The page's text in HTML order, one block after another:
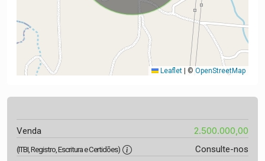
Leaflet © OpenStreetMap
Venda 2.500.000,00
(ITBI, Registro, Escritura e Certidões)
Consulte-nos